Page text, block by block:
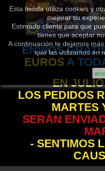
Esta tienda utiliza cookies y
mejorar su
Estimado cliente para que
tienes que aceptar
A continuación te dejamos
qué las utilizamos en
ENVÍOS
EUROSA
EN
LOS PEDIDOS
MARTES
SERÁN
- SENTIMOS